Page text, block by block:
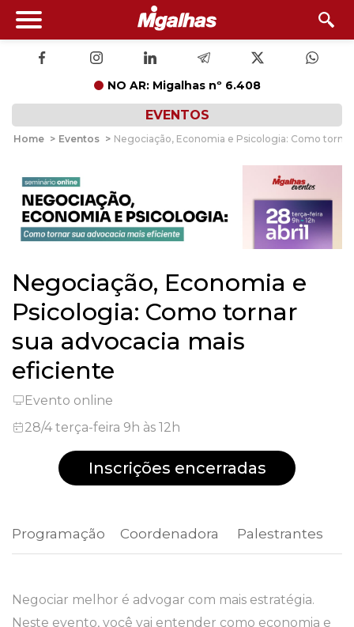
NO AR: Migalhas nº 6.408
EVENTOS
Home > Eventos > Negociação, Economia e Psicologia: Como
Negociação, Economia e
Psicologia: Como tornar
sua advocacia mais
eficiente
Evento online
28/4 terça-feira 9h às 12h
Inscrições encerradas
Programação Coordenadora Palestrantes
Negociar melhor é advogar com mais estratégia.
Neste evento, você vai entender como economia e